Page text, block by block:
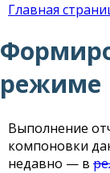
Главная
режиме
Выполнение
компоновки
недавно — в